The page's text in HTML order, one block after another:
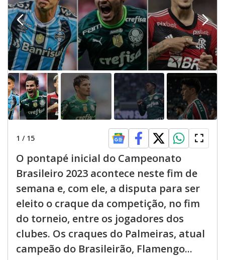
1 / 15
O pontapé inicial do Campeonato
Brasileiro 2023 acontece neste fim de
semana e, com ele, a disputa para ser
eleito o craque da competição, no fim
do torneio, entre os jogadores dos
clubes. Os craques do Palmeiras, atual
campeão do Brasileirão, Flamengo...